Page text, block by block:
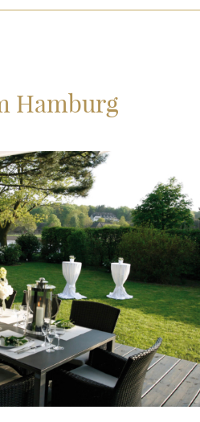
Hamburg